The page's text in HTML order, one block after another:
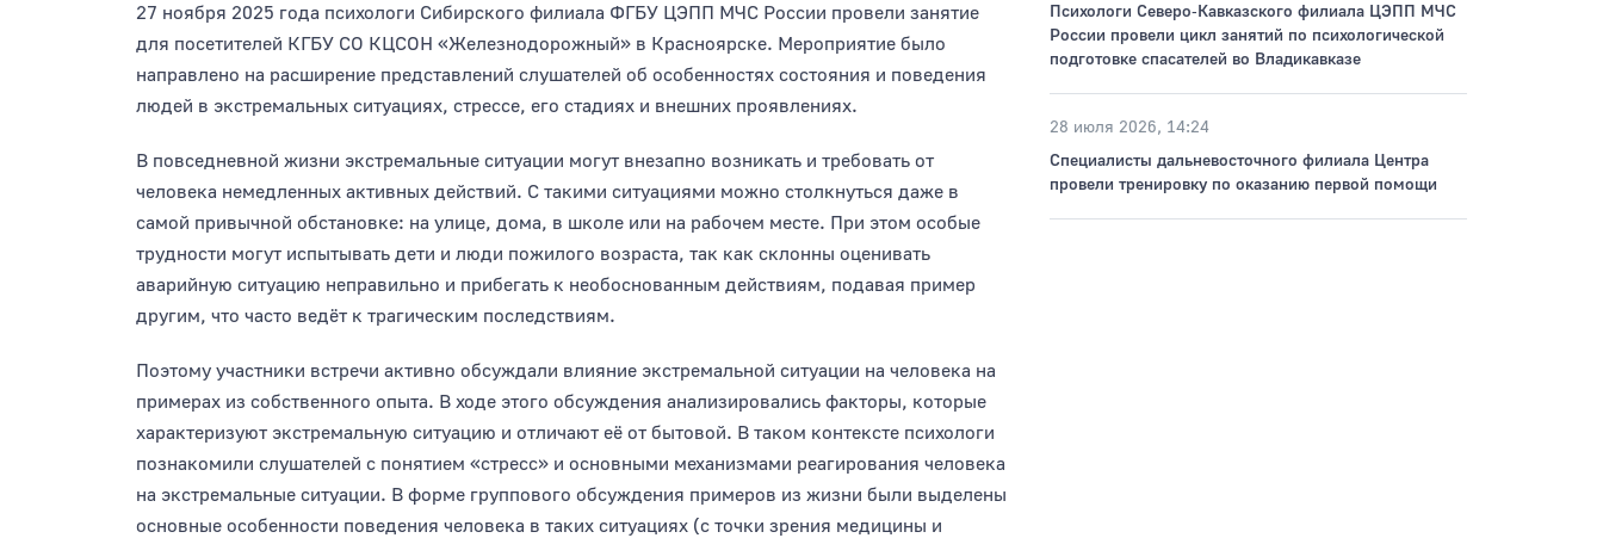
27 ноября 2025 года психологи Сибирского филиала ФГБУ ЦЭПП МЧС России провели занятие
для посетителей КГБУ СО КЦСОН «Железнодорожный» в Красноярске. Мероприятие было
направлено на расширение представлений слушателей об особенностях состояния и поведения
людей в экстремальных ситуациях, стрессе, его стадиях и внешних проявлениях.
В повседневной жизни экстремальные ситуации могут внезапно возникать и требовать от
человека немедленных активных действий. С такими ситуациями можно столкнуться даже в
самой привычной обстановке: на улице, дома, в школе или на рабочем месте. При этом особые
трудности могут испытывать дети и люди пожилого возраста, так как склонны оценивать
аварийную ситуацию неправильно и прибегать к необоснованным действиям, подавая пример
другим, что часто ведёт к трагическим последствиям.
Поэтому участники встречи активно обсуждали влияние экстремальной ситуации на человека на
примерах из собственного опыта. В ходе этого обсуждения анализировались факторы, которые
характеризуют экстремальную ситуацию и отличают её от бытовой. В таком контексте психологи
познакомили слушателей с понятием «стресс» и основными механизмами реагирования человека
на экстремальные ситуации. В форме группового обсуждения примеров из жизни были выделены
основные особенности поведения человека в таких ситуациях (с точки зрения медицины и
Психологи Северо‑Кавказского филиала ЦЭПП МЧС
России провели цикл занятий по психологической
подготовке спасателей во Владикавказе
28 июля 2026, 14:24
Специалисты дальневосточного филиала Центра
провели тренировку по оказанию первой помощи